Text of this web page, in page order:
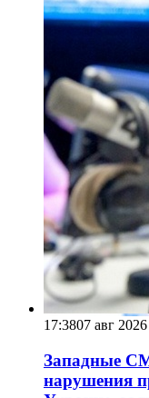
17:3807 авг 2026
Западные
нарушения